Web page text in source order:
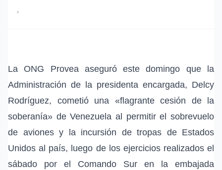
•
La ONG Proveaaseguró este domingo que la
Administración de la presidenta encargada, Delcy
Rodríguez, cometió una «flagrante cesión de la
soberanía» de Venezuela al permitir el sobrevuelo
de aviones y la incursión de tropas de Estados
Unidos al país, luego de los ejercicios realizados el
sábado por el Comando Sur en la embajada